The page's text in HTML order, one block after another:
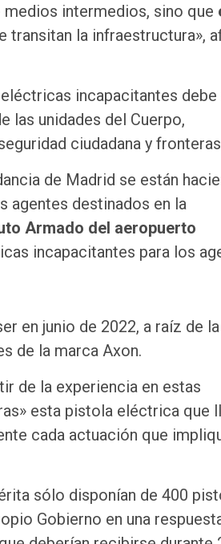
intermedios, sino que
transitan la infraestructura»,
incapacitantes debe
las unidades del Cuerpo,
ciudadana y
de Madrid se están
agentes destinados en la
Armado del aeropuerto
incapacitantes para los
en junio de 2022, a raíz de la
de la marca Axon.
de la experiencia en estas
esta pistola eléctrica que
cada actuación que
sólo disponían de 400
Gobierno en una